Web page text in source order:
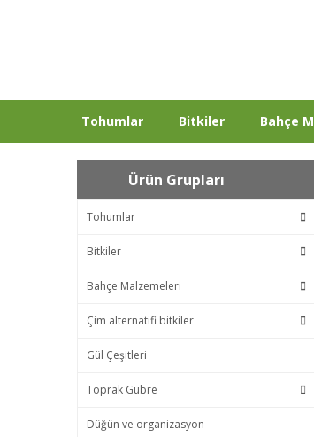
Tohumlar Bitkiler Bahçe
Ürün Grupları
Tohumlar
Bitkiler
Bahçe Malzemeleri
Çim alternatifi bitkiler
Gül Çeşitleri
Toprak Gübre
Düğün ve organizasyon